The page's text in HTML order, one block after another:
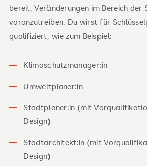
bereit, Veränderungen im Bereich
voranzutreiben. Du wirst für
qualifiziert, wie zum Beispiel:
Klimaschutzmanager:in
Umweltplaner:in
Stadtplaner:in (mit
Design)
Stadtarchitekt:in (mit
Design)